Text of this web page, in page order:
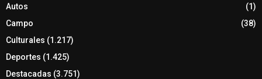
Autos
(1)
Campo
(38)
Culturales (1.217)
Deportes (1.425)
Destacadas (3.751)